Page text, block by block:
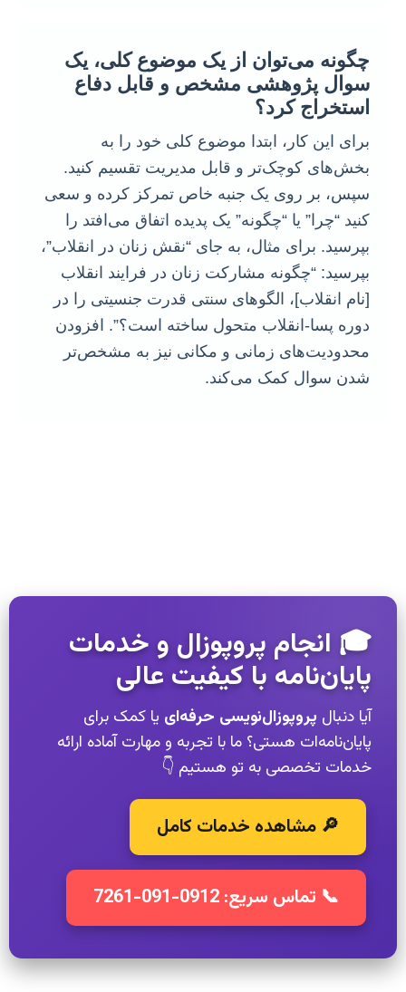
چگونه می‌توان از یک موضوع کلی، یک
سوال پژوهشی مشخص و قابل دفاع
استخراج کرد؟
برای این کار، ابتدا موضوع کلی خود را به
بخش‌های کوچک‌تر و قابل مدیریت تقسیم کنید.
سپس، بر روی یک جنبه خاص تمرکز کرده و سعی
کنید “چرا” یا “چگونه” یک پدیده اتفاق می‌افتد را
بپرسید. برای مثال، به جای “نقش زنان در انقلاب”،
بپرسید: “چگونه مشارکت زنان در فرایند انقلاب
[نام انقلاب]، الگوهای سنتی قدرت جنسیتی را در
دوره پسا-انقلاب متحول ساخته است؟”. افزودن
محدودیت‌های زمانی و مکانی نیز به مشخص‌تر
شدن سوال کمک می‌کند.
🎓 انجام پروپوزال و خدمات
پایان‌نامه با کیفیت عالی
آیا دنبال پروپوزال‌نویسی حرفه‌ای یا کمک برای
پایان‌نامه‌ات هستی؟ ما با تجربه و مهارت آماده ارائه
خدمات تخصصی به تو هستیم 👇
🔎 مشاهده خدمات کامل
📞 تماس سریع: 0912-091-7261